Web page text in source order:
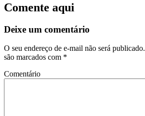
Comente aqui
Deixe um comentário
O seu endereço de e-mail não será publicado.
são marcados com *
Comentário